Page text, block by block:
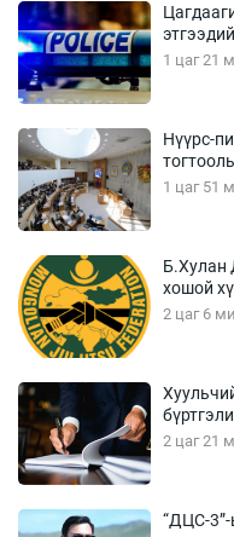
1 цаг 21
Нүүрс-
1 цаг 51
Б.Хулан
хошой
2 цаг 6
2 цаг 21
“ДЦС-